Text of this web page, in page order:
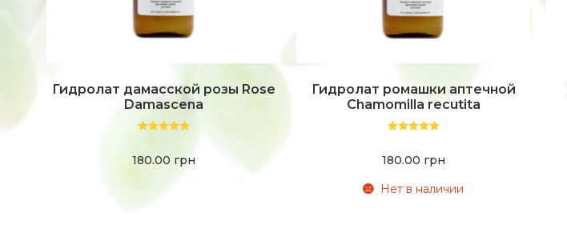
Гидролат дамасской розы Rose
Damascena
из 5
180.00 грн
Гидролат ромашки аптечной
Chamomilla recutita
из 5
180.00 грн
Нет в наличии